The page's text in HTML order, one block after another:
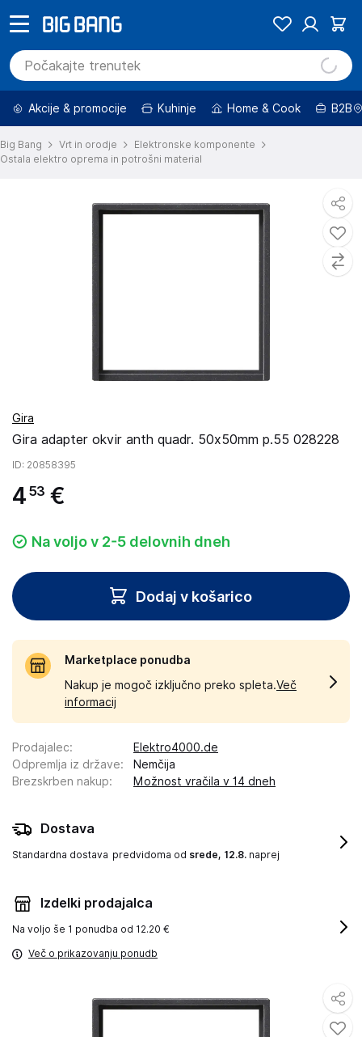
Akcije & promocije Kuhinje Home & Cook B2B
Big Bang Vrt in orodje
Elektronske komponente
Ostala elektro oprema in potrošni material
Gira
Gira adapter okvir anth quadr. 50x50mm p.55 028228
ID: 20858395
4 53 €
Na voljo v 2-5 delovnih dneh
Dodaj v košarico
Marketplace ponudba
Nakup je mogoč izključno preko spleta.Več
informacij
Prodajalec:
Elektro4000.de
Odpremlja iz države:
Nemčija
Brezskrben nakup: Možnost vračila v 14 dneh
Dostava
Standardna dostava predvidoma od srede, 12.8. naprej
Izdelki prodajalca
Na voljo še 1 ponudba od 12.20 €
Več o prikazovanju ponudb